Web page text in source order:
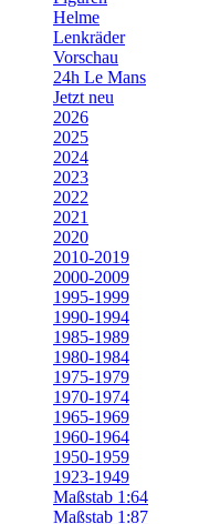
Helme
Lenkräder
Vorschau
24h Le Mans
Jetzt neu
2026
2025
2024
2023
2022
2021
2020
2010-2019
2000-2009
1995-1999
1990-1994
1985-1989
1980-1984
1975-1979
1970-1974
1965-1969
1960-1964
1950-1959
1923-1949
Maßstab 1:64
Maßstab 1:87